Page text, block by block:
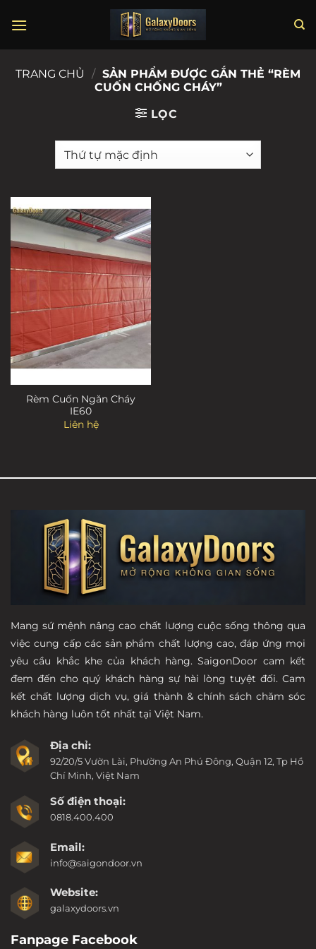
đến
TRANG CHỦ
/ SẢN PHẨM ĐƯỢC GẮN THẺ “RÈM
CUỐN CHỐNG CHÁY”
LỌC
Rèm Cuốn Ngăn Cháy
IE60
Liên hệ
Mang sứ mệnh nâng cao chất lượng cuộc sống thông qua
việc cung cấp các sản phẩm chất lượng cao, đáp ứng mọi
yêu cầu khắc khe của khách hàng. SaigonDoor cam kết
đem đến cho quý khách hàng sự hài lòng tuyệt đối. Cam
kết chất lượng dịch vụ, giá thành & chính sách chăm sóc
khách hàng luôn tốt nhất tại Việt Nam.
Địa chỉ:
92/20/5 Vườn Lài, Phường An Phú Đông, Quận 12, Tp Hồ
Chí Minh, Việt Nam
Số điện thoại:
0818.400.400
Email:
info@saigondoor.vn
Website:
galaxydoors.vn
Fanpage Facebook